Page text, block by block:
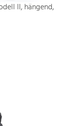
II, hängend,